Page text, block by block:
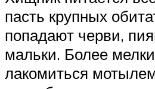
пасть крупных
попадают черви,
мальки. Более
лакомиться